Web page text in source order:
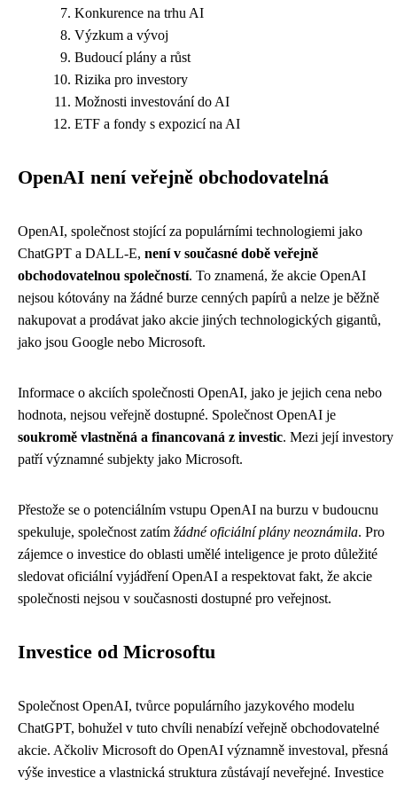
Konkurence na trhu AI
Výzkum a vývoj
Budoucí plány a růst
Rizika pro investory
Možnosti investování do AI
ETF a fondy s expozicí na AI
OpenAI není veřejně obchodovatelná
OpenAI, společnost stojící za populárními technologiemi jako
ChatGPT a DALL-E, není v současné době veřejně
obchodovatelnou společností. To znamená, že akcie OpenAI
nejsou kótovány na žádné burze cenných papírů a nelze je běžně
nakupovat a prodávat jako akcie jiných technologických gigantů,
jako jsou Google nebo Microsoft.
Informace o akciích společnosti OpenAI, jako je jejich cena nebo
hodnota, nejsou veřejně dostupné. Společnost OpenAI je
soukromě vlastněná a financovaná z investic. Mezi její investory
patří významné subjekty jako Microsoft.
Přestože se o potenciálním vstupu OpenAI na burzu v budoucnu
spekuluje, společnost zatím žádné oficiální plány neoznámila. Pro
zájemce o investice do oblasti umělé inteligence je proto důležité
sledovat oficiální vyjádření OpenAI a respektovat fakt, že akcie
společnosti nejsou v současnosti dostupné pro veřejnost.
Investice od Microsoftu
Společnost OpenAI, tvůrce populárního jazykového modelu
ChatGPT, bohužel v tuto chvíli nenabízí veřejně obchodovatelné
akcie. Ačkoliv Microsoft do OpenAI významně investoval, přesná
výše investice a vlastnická struktura zůstávají neveřejné. Investice